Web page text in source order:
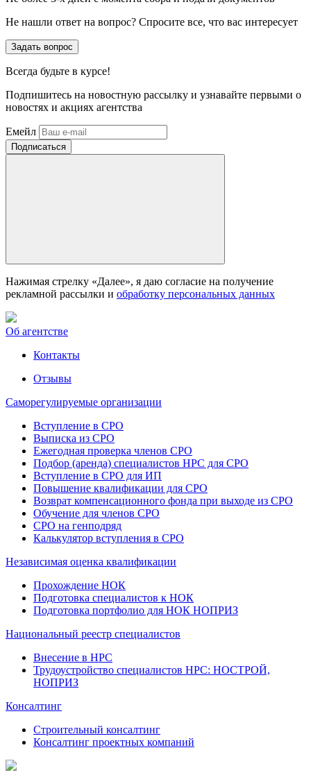
Не нашли ответ на вопрос? Спросите все, что вас интересует
Задать вопрос
Всегда будьте в курсе!
Подпишитесь на новостную рассылку и узнавайте первыми о
новостях и акциях агентства
Емейл
Нажимая стрелку «Далее», я даю согласие на получение
рекламной рассылки и обработку персональных данных
Об агентстве
Контакты
Отзывы
Саморегулируемые организации
Вступление в СРО
Выписка из СРО
Ежегодная проверка членов СРО
Подбор (аренда) специалистов НРС для СРО
Вступление в СРО для ИП
Повышение квалификации для СРО
Возврат компенсационного фонда при выходе из СРО
Обучение для членов СРО
СРО на генподряд
Калькулятор вступления в СРО
Независимая оценка квалификации
Прохождение НОК
Подготовка специалистов к НОК
Подготовка портфолио для НОК НОПРИЗ
Национальный реестр специалистов
Внесение в НРС
Трудоустройство специалистов НРС: НОСТРОЙ,
НОПРИЗ
Консалтинг
Строительный консалтинг
Консалтинг проектных компаний